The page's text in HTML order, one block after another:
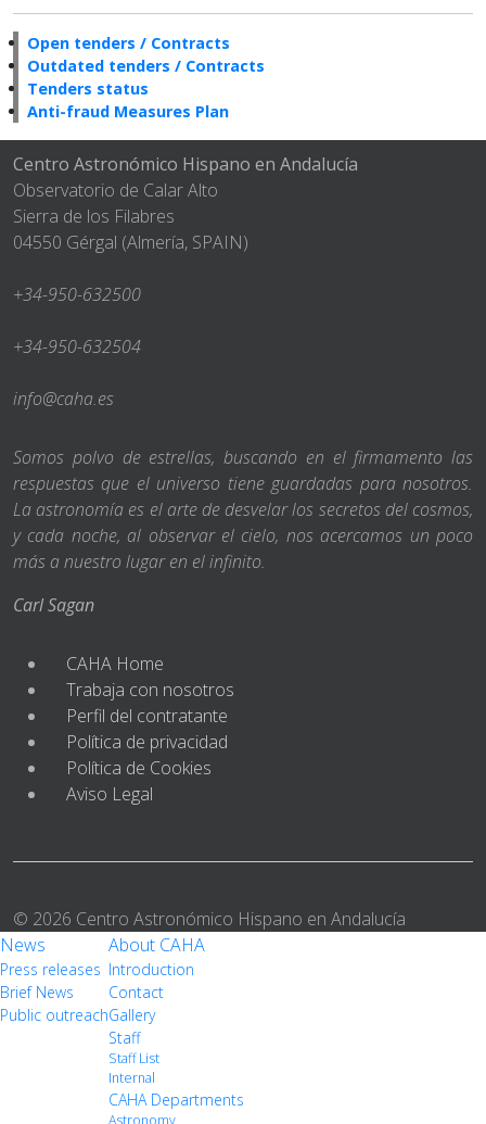
Open tenders / Contracts
Outdated tenders / Contracts
Tenders status
Anti-fraud Measures Plan
Centro Astronómico Hispano en Andalucía
Observatorio de Calar Alto
Sierra de los Filabres
04550 Gérgal (Almería, SPAIN)
+34-950-632500
+34-950-632504
info@caha.es
Somos polvo de estrellas, buscando en el firmamento las
respuestas que el universo tiene guardadas para nosotros.
La astronomía es el arte de desvelar los secretos del cosmos,
y cada noche, al observar el cielo, nos acercamos un poco
más a nuestro lugar en el infinito.
Carl Sagan
CAHA Home
Trabaja con nosotros
Perfil del contratante
Política de privacidad
Política de Cookies
Aviso Legal
© 2026 Centro Astronómico Hispano en Andalucía
News
Press releases
Brief News
Public outreach
About CAHA
Introduction
Contact
Gallery
Staff
Staff List
Internal
CAHA Departments
Astronomy